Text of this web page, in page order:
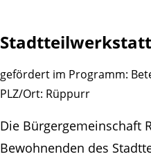
Stadtteilwerkstatt
gefördert im Programm:
PLZ/Ort: Rüppurr
Die Bürgergemeinschaft
Bewohnenden des